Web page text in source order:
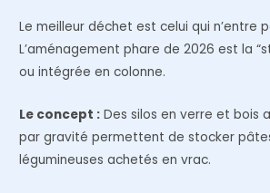
Le meilleur déchet est celui qui n’entre
L’aménagement phare de 2026 est la
ou intégrée en colonne.
Le concept : Des silos en verre et bois
par gravité permettent de stocker
légumineuses achetés en vrac.